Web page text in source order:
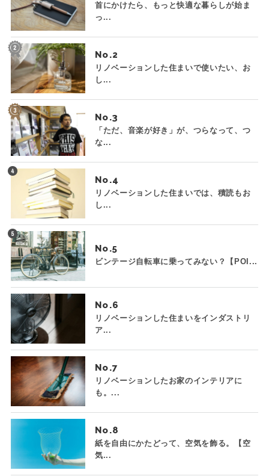
首にかけたら、もっと快適な暮らしが始ま
っ...
No.
リノベーションした住まいで使いたい、お
し...
No.
「ただ、音楽が好き」が、つらなって、つ
な...
No.
リノベーションした住まいでは、積読もお
し...
No.
ビンテージ自転車に乗ってみない？【POI...
No.
リノベーションした住まいをインダストリ
ア...
No.
リノベーションしたお家のインテリアに
も。...
No.
紙を自由にかたどって、空気を飾る。【空
気...